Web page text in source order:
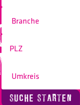
SUCHE STARTEN